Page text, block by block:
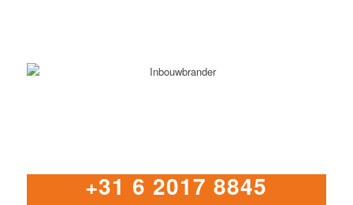
+31 6 2017 8845